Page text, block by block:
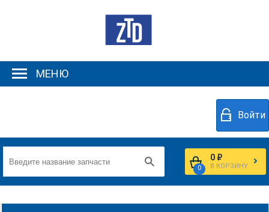
МЕНЮ
Войти
0
0 ₽
В КОРЗИНУ